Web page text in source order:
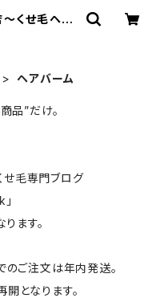
くせ毛ヘア
ヘアバーム
品”だけ。
せ毛専門ブログ
ます。
ご注文は年内発送。
となります。